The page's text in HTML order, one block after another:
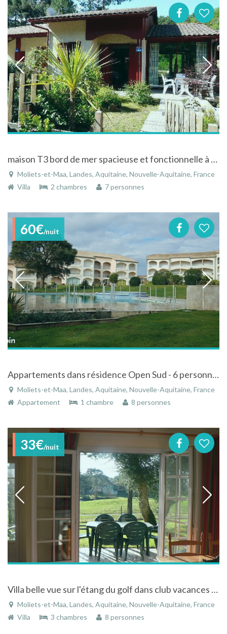
maison T3 bord de mer spacieuse et fonctionnelle à Moliets-et-Maa en Aquitaine
Moliets-et-Maa, Landes, Aquitaine, Nouvelle-Aquitaine, France
Villa
2 chambres 7 personnes
60€/nuit
Appartements dans résidence Open Sud - 6 personnes avec piscine
Moliets-et-Maa, Landes, Aquitaine, Nouvelle-Aquitaine, France
Appartement
1 chambre 8 personnes
33€/nuit
Villa belle vue sur l'étang du golf dans club vacances avec piscines, proche océan et les lacs
Moliets-et-Maa, Landes, Aquitaine, Nouvelle-Aquitaine, France
Villa
3 chambres 8 personnes